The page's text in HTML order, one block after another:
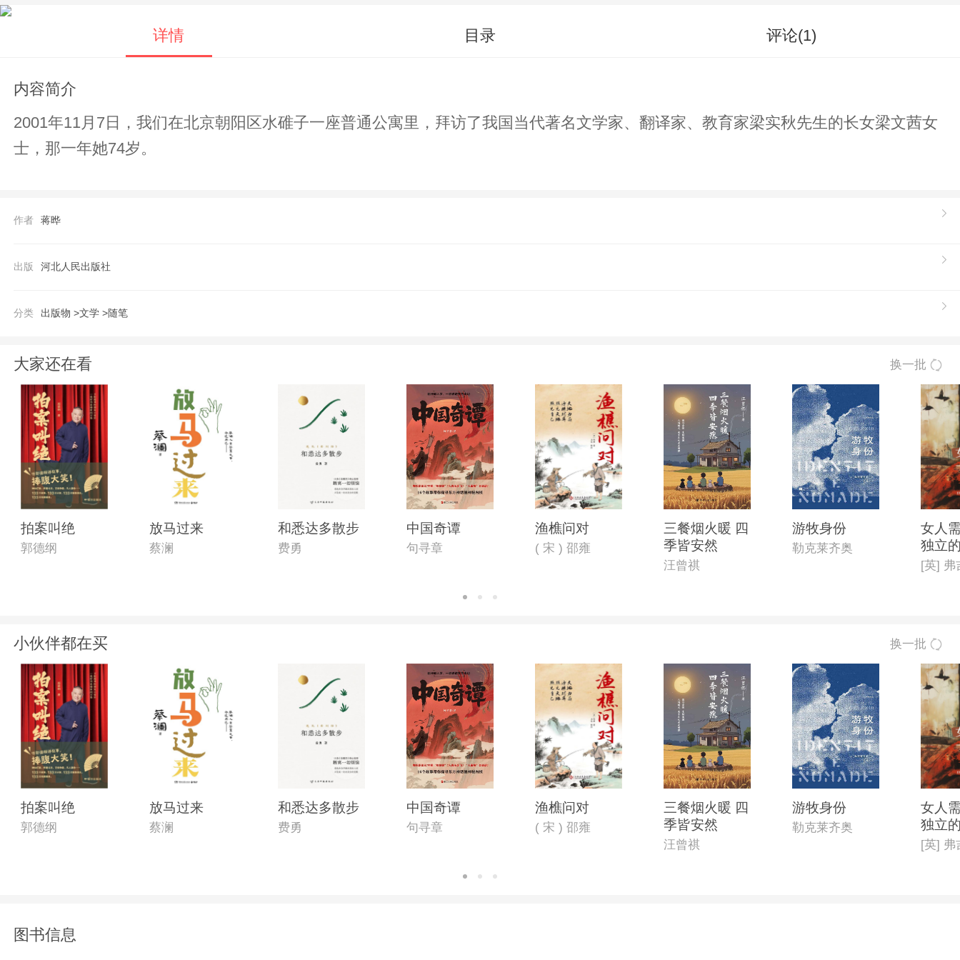
详情 目录 评论(1)
内容简介
2001年11月7日，我们在北京朝阳区水碓子一座普通公寓里，拜访了我国当代著名文学家、翻译家、教育家梁实秋先生的长女梁文茜女
士，那一年她74岁。
作者 蒋晔
出版 河北人民出版社
分类 出版物 >文学 >随笔
大家还在看 换一批
拍案叫绝
郭德纲
放马过来
蔡澜
和悉达多散步
费勇
中国奇谭
句寻章
渔樵问对
( 宋 ) 邵雍
三餐烟火暖 四
季皆安然
汪曾祺
游牧身份
勒克莱齐奥
女人
独立
小伙伴都在买 换一批
拍案叫绝
郭德纲
放马过来
蔡澜
和悉达多散步
费勇
中国奇谭
句寻章
渔樵问对
( 宋 ) 邵雍
三餐烟火暖 四
季皆安然
汪曾祺
游牧身份
勒克莱齐奥
女人
独立
图书信息